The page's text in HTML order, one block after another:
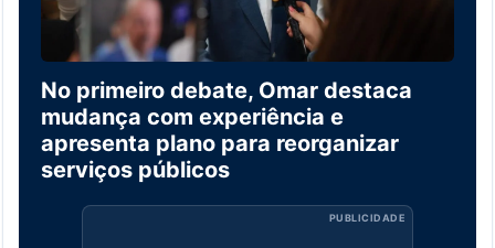
No primeiro debate, Omar destaca
mudança com experiência e
apresenta plano para reorganizar
serviços públicos
PUBLICIDADE